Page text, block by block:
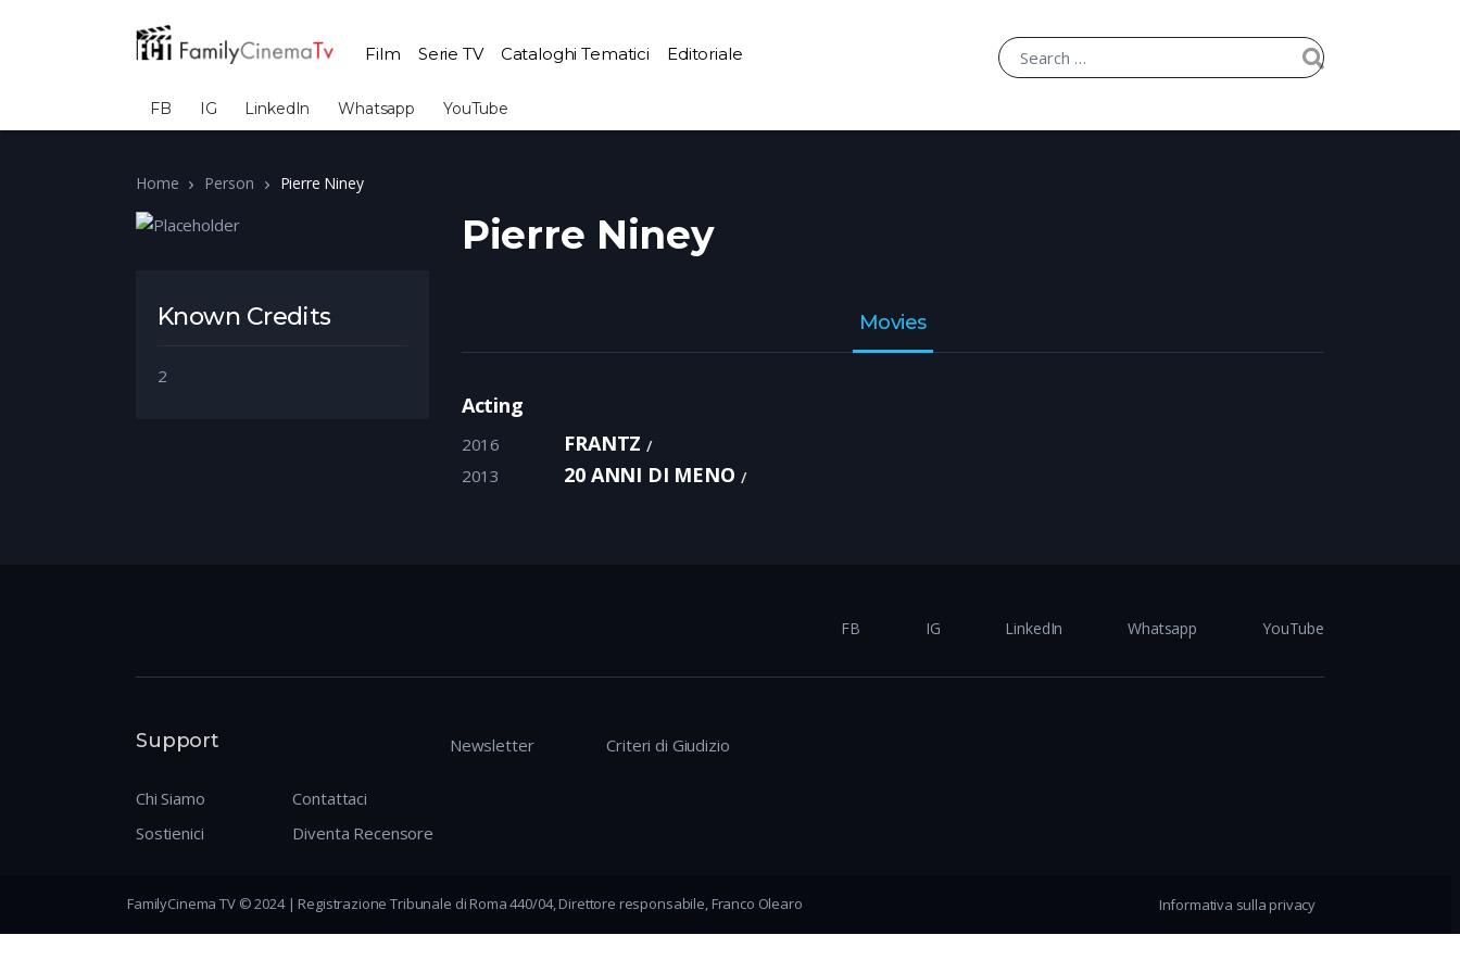
Film Serie TV Cataloghi Tematici Editoriale
FB IG LinkedIn Whatsapp YouTube
Home Person Pierre Niney
Known Credits
2
Pierre Niney
Movies
Acting
2016 FRANTZ
2013 20 ANNI DI MENO
FB IG LinkedIn Whatsapp YouTube
Support
Chi Siamo
Sostienici
Contattaci
Diventa Recensore
Newsletter Criteri di Giudizio
FamilyCinema TV © 2024 | Registrazione Tribunale di Roma 440/04, Direttore responsabile, Franco Olearo Informativa sulla privacy